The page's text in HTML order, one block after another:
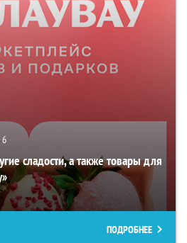
6
сладости, а также товары для
ПОДРОБНЕЕ